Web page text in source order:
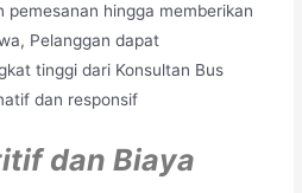
hingga memberikan
Pelanggan dapat
tinggi dari Konsultan Bus
dan responsif
dan Biaya